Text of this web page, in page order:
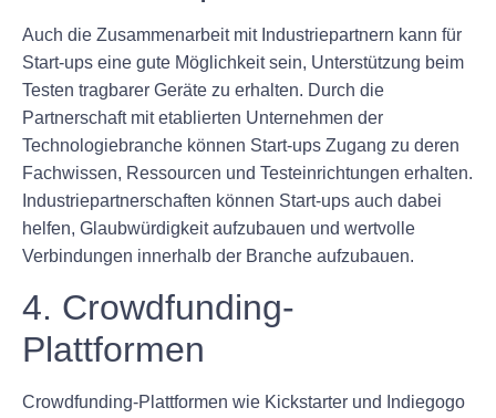
Auch die Zusammenarbeit mit Industriepartnern kann für
Start-ups eine gute Möglichkeit sein, Unterstützung beim
Testen tragbarer Geräte zu erhalten. Durch die
Partnerschaft mit etablierten Unternehmen der
Technologiebranche können Start-ups Zugang zu deren
Fachwissen, Ressourcen und Testeinrichtungen erhalten.
Industriepartnerschaften können Start-ups auch dabei
helfen, Glaubwürdigkeit aufzubauen und wertvolle
Verbindungen innerhalb der Branche aufzubauen.
4. Crowdfunding-
Plattformen
Crowdfunding-Plattformen wie Kickstarter und Indiegogo